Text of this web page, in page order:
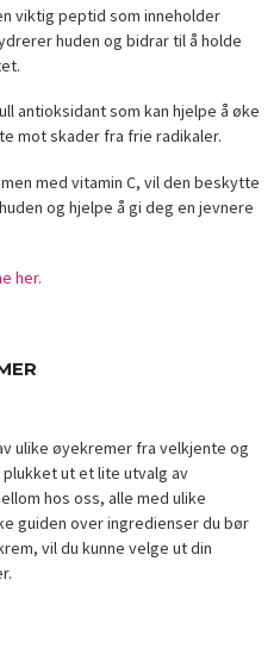
viktig peptid som inneholder
huden og bidrar til å holde
antioksidant som kan hjelpe å øke
mot skader fra frie radikaler.
med vitamin C, vil den beskytte
og hjelpe å gi deg en jevnere
her.
ulike øyekremer fra velkjente og
ut et lite utvalg av
hos oss, alle med ulike
guiden over ingredienser du bør
vil du kunne velge ut din